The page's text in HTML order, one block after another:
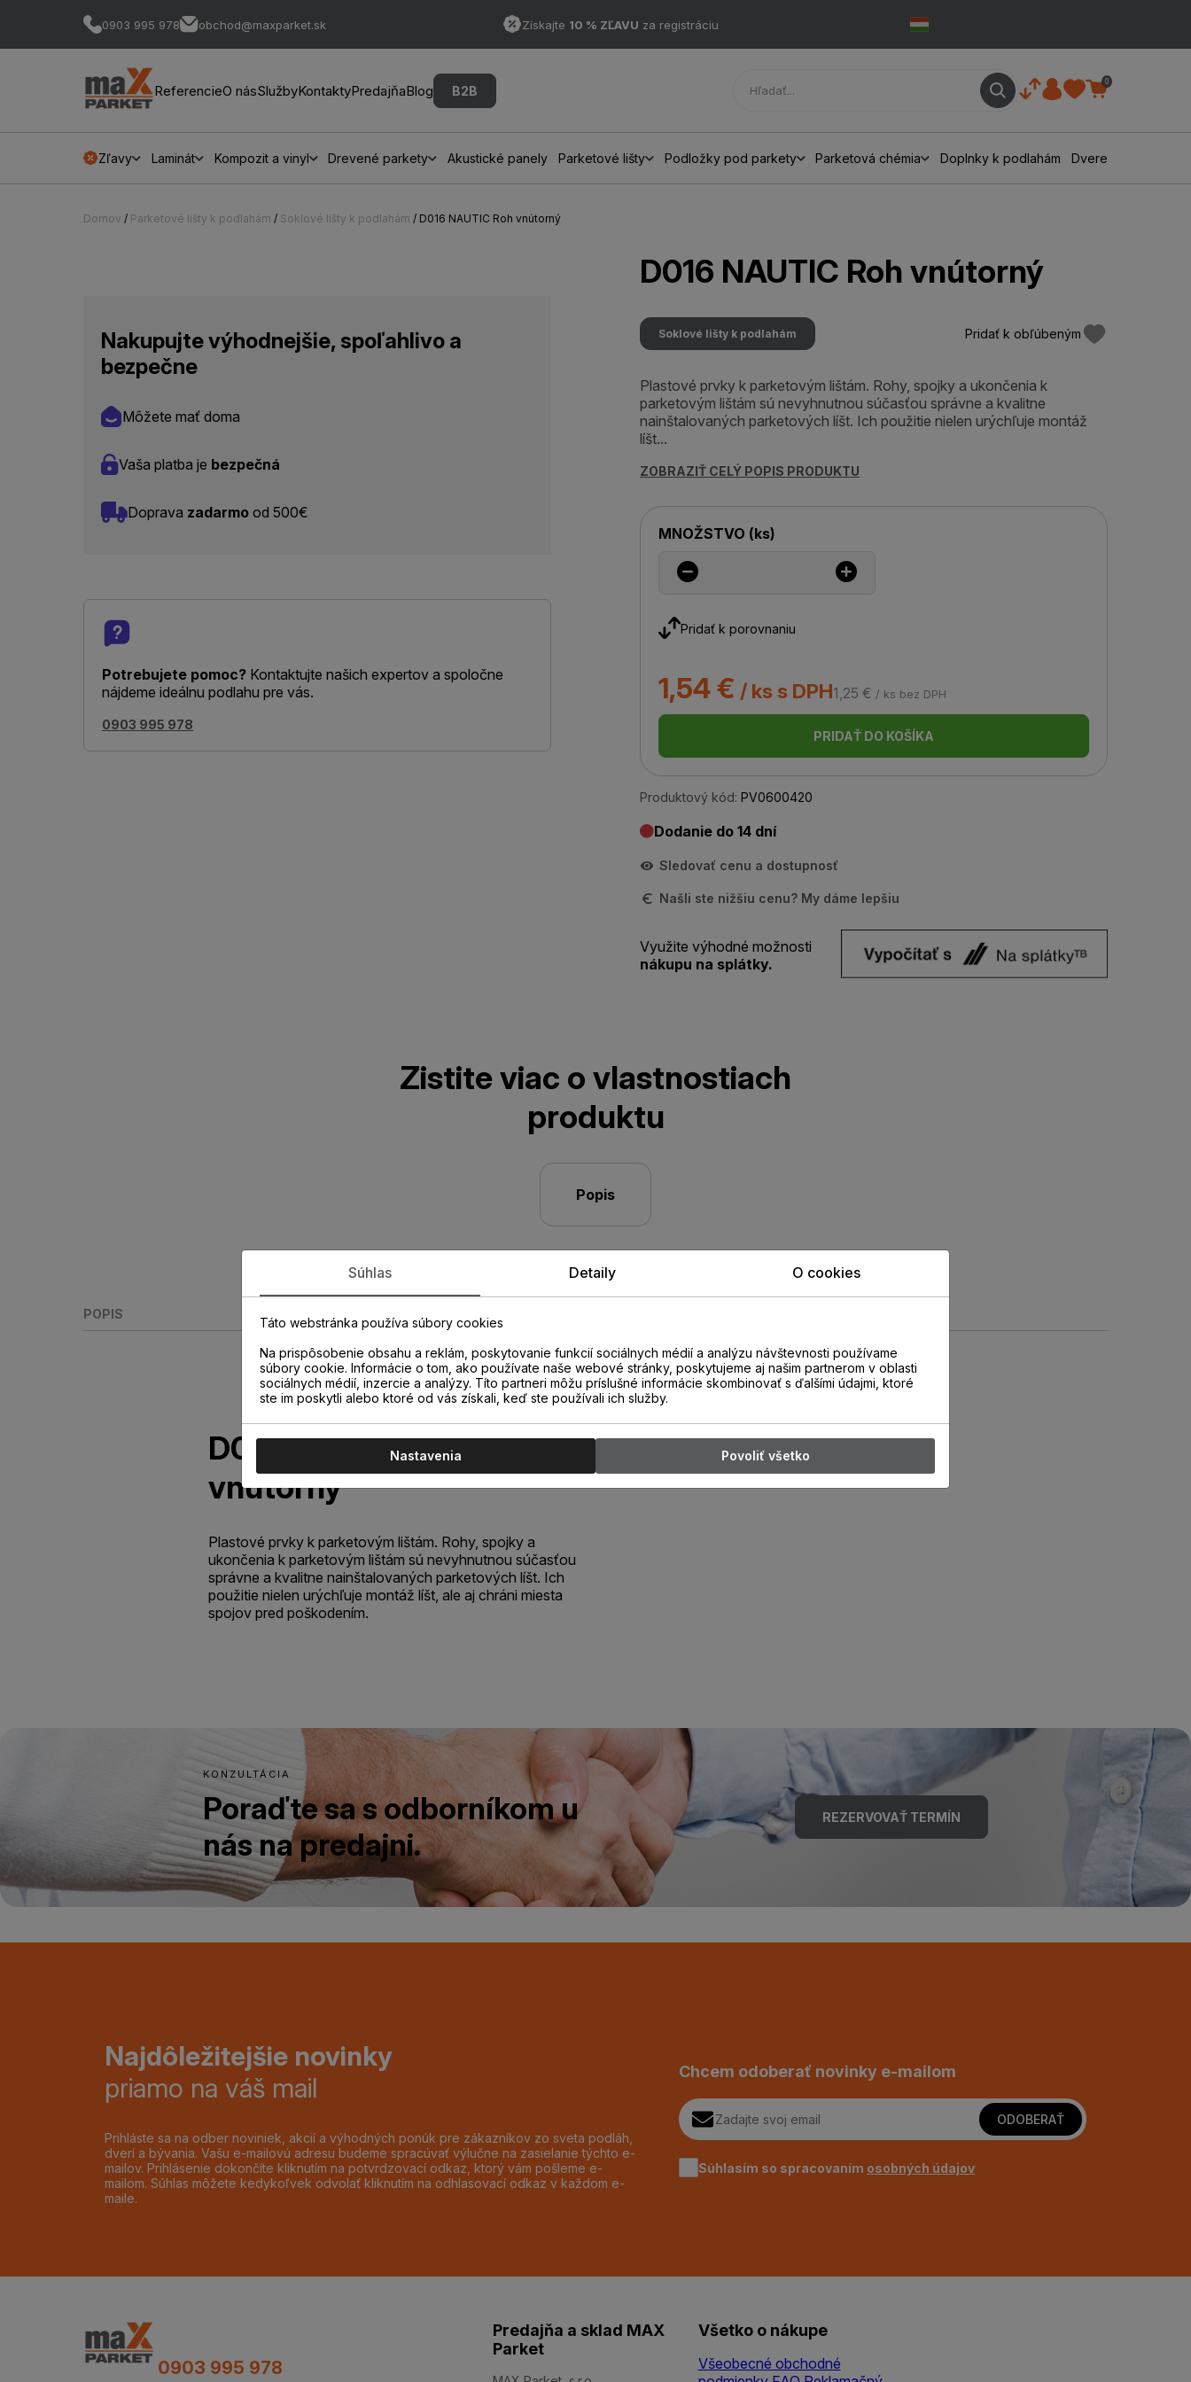
0903 995 978 obchod@maxparket.sk Získajte 10 % ZĽAVU za registráciu
ReferencieO násSlužbyKontaktyPredajňaBlog B2B
0
Zľavy Laminát Kompozit a vinyl Drevené parkety Akustické panely Parketové lišty Podložky pod parkety Parketová chémia Doplnky k podlahám Dvere
Domov / Parketové lišty k podlahám / Soklové lišty k podlahám / D016 NAUTIC Roh vnútorný
Nakupujte výhodnejšie, spoľahlivo a
bezpečne
Môžete mať doma
Vaša platba je bezpečná
Doprava zadarmo od 500€
Potrebujete pomoc? Kontaktujte našich expertov a spoločne
nájdeme ideálnu podlahu pre vás.
0903 995 978
D016 NAUTIC Roh vnútorný
Soklové lišty k podlahám Pridať k obľúbeným
Plastové prvky k parketovým lištám. Rohy, spojky a ukončenia k
parketovým lištám sú nevyhnutnou súčasťou správne a kvalitne
nainštalovaných parketových líšt. Ich použitie nielen urýchľuje montáž
líšt...
ZOBRAZIŤ CELÝ POPIS PRODUKTU
MNOŽSTVO (ks)
Pridať k porovnaniu
1,54 € / ks s DPH1,25 € / ks bez DPH
PRIDAŤ DO KOŠÍKA
Produktový kód: PV0600420
Dodanie do 14 dní
Sledovať cenu a dostupnosť
Našli ste nižšiu cenu? My dáme lepšiu
Využite výhodné možnosti
nákupu na splátky.
Zistite viac o vlastnostiach
produktu
Popis
POPIS
D016 NAUTIC Roh
vnútorný
Plastové prvky k parketovým lištám. Rohy, spojky a
ukončenia k parketovým lištám sú nevyhnutnou súčasťou
správne a kvalitne nainštalovaných parketových líšt. Ich
použitie nielen urýchľuje montáž líšt, ale aj chráni miesta
spojov pred poškodením.
KONZULTÁCIA
Poraďte sa s odborníkom u
nás na predajni.
REZERVOVAŤ TERMÍN
Najdôležitejšie novinky
priamo na váš mail
Prihláste sa na odber noviniek, akcií a výhodných ponúk pre zákazníkov zo sveta podláh,
dverí a bývania. Vašu e-mailovú adresu budeme spracúvať výlučne na zasielanie týchto e-
mailov. Prihlásenie dokončíte kliknutím na potvrdzovací odkaz, ktorý vám pošleme e-
mailom. Súhlas môžete kedykoľvek odvolať kliknutím na odhlasovací odkaz v každom e-
maile.
Chcem odoberať novinky e-mailom
ODOBERAŤ
Súhlasím so spracovaním osobných údajov
0903 995 978
Predajňa a sklad MAX
Parket
Všetko o nákupe
Všeobecné obchodné
Súhlas Detaily O cookies
Táto webstránka používa súbory cookies
Na prispôsobenie obsahu a reklám, poskytovanie funkcií sociálnych médií a analýzu návštevnosti používame
súbory cookie. Informácie o tom, ako používate naše webové stránky, poskytujeme aj našim partnerom v oblasti
sociálnych médií, inzercie a analýzy. Títo partneri môžu príslušné informácie skombinovať s ďalšími údajmi, ktoré
ste im poskytli alebo ktoré od vás získali, keď ste používali ich služby.
Nastavenia Povoliť všetko